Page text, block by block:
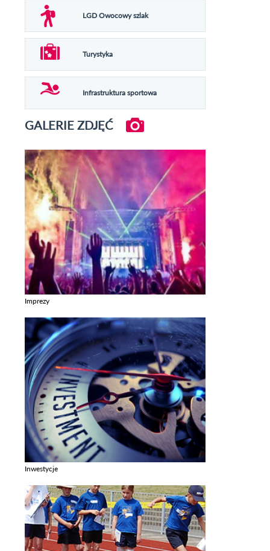
LGD Owocowy szlak
Turystyka
Infrastruktura sportowa
GALERIE ZDJĘĆ
Imprezy
Inwestycje